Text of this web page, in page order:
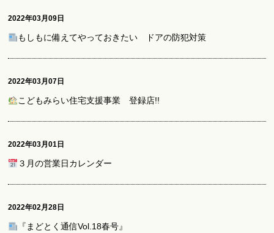
2022年03月09日
もしもに備えてやっておきたい ドアの防犯対策
2022年03月07日
こどもみらい住宅支援事業 登録店!!
2022年03月01日
３月の営業日カレンダー
2022年02月28日
『まどとく通信Vol.18春号』